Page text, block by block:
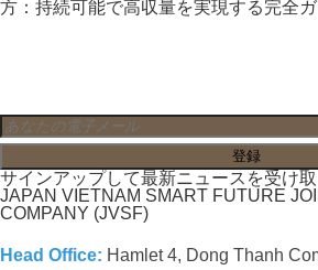
方：持続可能で高収量を実現する完全ガ
サインアップして最新ニュースを受け取
JAPAN VIETNAM SMART FUTURE
COMPANY (JVSF)
Head Office: Hamlet 4, Dong Thanh